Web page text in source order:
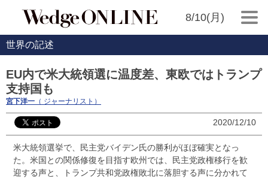
8/10(月)
世界の記述
EU内で米大統領選に温度差、東欧ではトランプ
支持国も
宮下洋一 （ ジャーナリスト）
2020/12/10
米大統領選挙で、民主党バイデン氏の勝利がほぼ確実となっ
た。米国との関係修復を目指す欧州では、民主党政権移行を歓
迎する声と、トランプ共和党政権敗北に落胆する声に分かれて